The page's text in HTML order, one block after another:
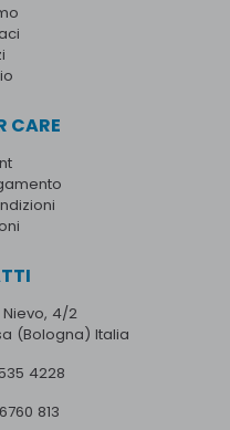
CARE
4/2
(Bologna) Italia
4228
813